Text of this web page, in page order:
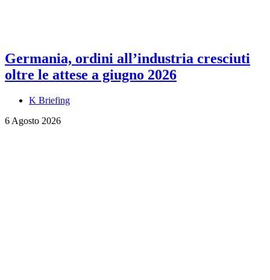
Germania, ordini all’industria cresciuti
oltre le attese a giugno 2026
K Briefing
6 Agosto 2026